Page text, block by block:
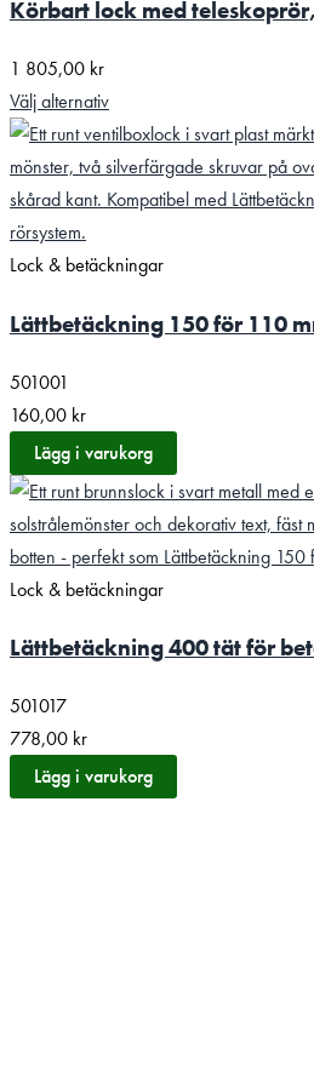
Körbart lock med
1 805,00 kr
Välj alternativ
Lock & betäckningar
Lättbetäckning 150 för 110
501001
160,00 kr
Lägg i varukorg
Lock & betäckningar
Lättbetäckning 400 tät för
501017
778,00 kr
Lägg i varukorg